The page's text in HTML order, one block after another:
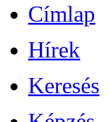
Címlap
Hírek
Keresés